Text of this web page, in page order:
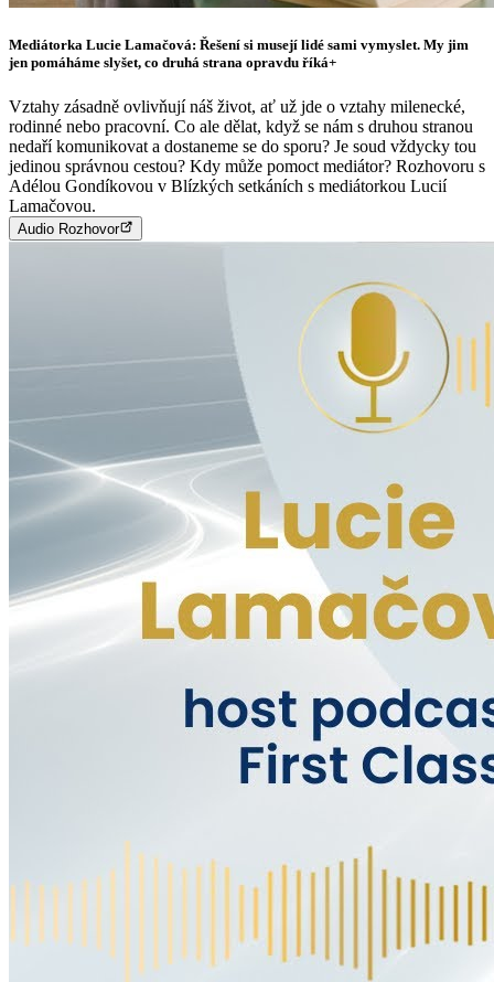
Mediátorka Lucie Lamačová: Řešení si musejí lidé sami vymyslet. My jim
jen pomáháme slyšet, co druhá strana opravdu říká+
Vztahy zásadně ovlivňují náš život, ať už jde o vztahy milenecké,
rodinné nebo pracovní. Co ale dělat, když se nám s druhou stranou
nedaří komunikovat a dostaneme se do sporu? Je soud vždycky tou
jedinou správnou cestou? Kdy může pomoct mediátor? Rozhovoru s
Adélou Gondíkovou v Blízkých setkáních s mediátorkou Lucií
Lamačovou.
Audio Rozhovor